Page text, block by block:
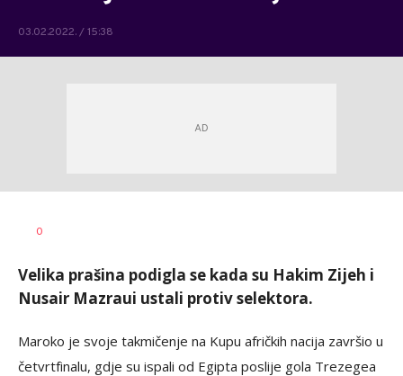
03.02.2022. / 15:38
AUTOR
0
Velika prašina podigla se kada su Hakim Zijeh i
Nusair Mazraui ustali protiv selektora.
Maroko je svoje takmičenje na Kupu afričkih nacija završio u
četvrtfinalu, gdje su ispali od Egipta poslije gola Trezegea